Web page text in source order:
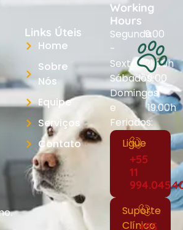
Links Úteis
Home
Sobre
Nós
Equipe
Serviços
Contato
Working
Hours
Segunda
-
Sexta:
9.00
-
21.00h
Sábados,
Domingos
e
Feriados:
9:00
-
19.00h
Ligue
+55
11
Suporte
Clínico
+55